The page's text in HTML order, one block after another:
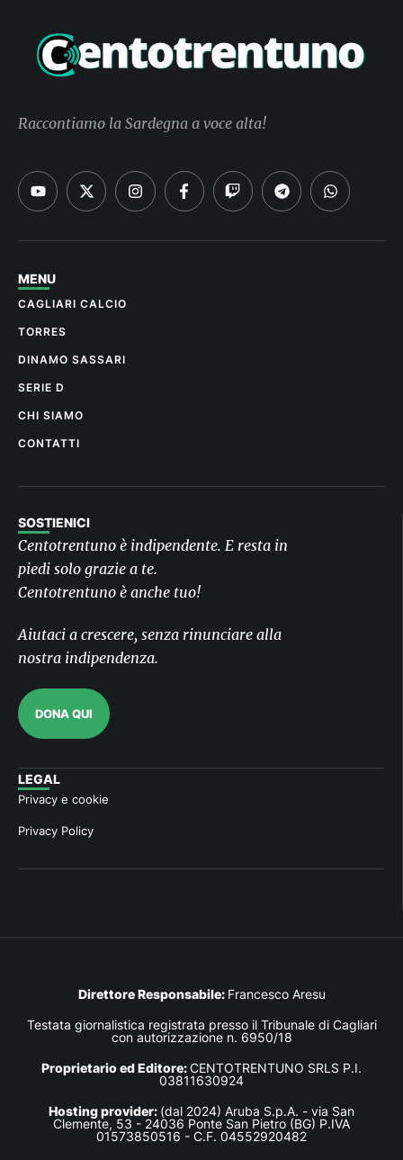
Raccontiamo la Sardegna a voce alta!
MENU
CAGLIARI CALCIO
TORRES
DINAMO SASSARI
SERIE D
CHI SIAMO
CONTATTI
SOSTIENICI
Centotrentuno è indipendente. E resta in
piedi solo grazie a te.
Centotrentuno è anche tuo!
Aiutaci a crescere, senza rinunciare alla
nostra indipendenza.
DONA QUI
LEGAL
Privacy e cookie
Privacy Policy
Direttore Responsabile: Francesco Aresu
Testata giornalistica registrata presso il Tribunale di Cagliari
con autorizzazione n. 6950/18
Proprietario ed Editore:CENTOTRENTUNO SRLS P.I.
03811630924
Hosting provider: (dal 2024) Aruba S.p.A. - via San
Clemente, 53 - 24036 Ponte San Pietro (BG) P.IVA
01573850516 - C.F. 04552920482